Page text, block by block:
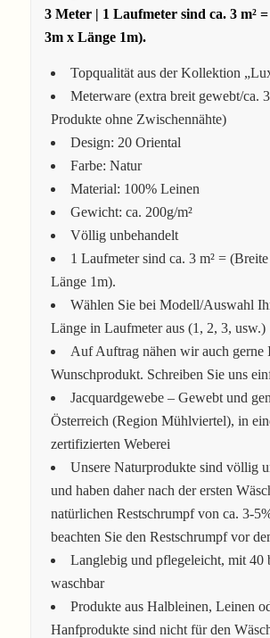
3 Meter | 1 Laufmeter sind ca. 3 m²
3m x Länge 1m).
Topqualität aus der Kollektion
Meterware (extra breit gewebt/ca.
Produkte ohne Zwischennähte)
Design: 20 Oriental
Farbe: Natur
Material: 100% Leinen
Gewicht: ca. 200g/m²
Völlig unbehandelt
1 Laufmeter sind ca. 3 m² =
Länge 1m).
Wählen Sie bei Modell/Auswahl
Länge in Laufmeter aus (1, 2, 3, usw.)
Auf Auftrag nähen wir auch gerne
Wunschprodukt. Schreiben Sie uns
Jacquardgewebe – Gewebt und
Österreich (Region Mühlviertel), in
zertifizierten Weberei
Unsere Naturprodukte sind völlig
und haben daher nach der ersten
natürlichen Restschrumpf von ca. 3-
beachten Sie den Restschrumpf vor
Langlebig und pflegeleicht, mit 40
waschbar
Produkte aus Halbleinen, Leinen
Hanfprodukte sind nicht für den